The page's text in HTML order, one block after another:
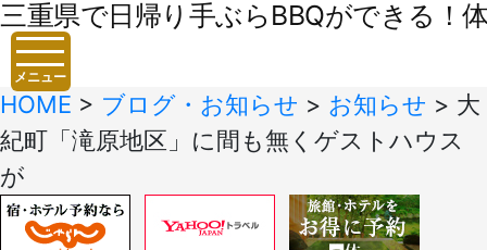
三重県で日帰り手ぶらBBQができる！
メニュー
HOME > ブログ・お知らせ > お知らせ > 大
紀町「滝原地区」に間も無くゲストハウス
が